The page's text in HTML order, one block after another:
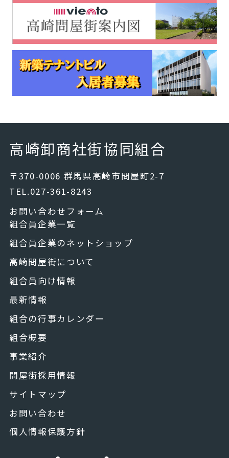
高崎卸商社街協同組合
〒370-0006 群馬県高崎市問屋町2-7
TEL.027-361-8243
お問い合わせフォーム
組合員企業一覧
組合員企業のネットショップ
高崎問屋街について
組合員向け情報
最新情報
組合の行事カレンダー
組合概要
事業紹介
問屋街採用情報
サイトマップ
お問い合わせ
個人情報保護方針